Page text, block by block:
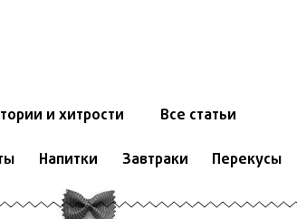
и хитрости Все статьи
Напитки Завтраки Перекусы